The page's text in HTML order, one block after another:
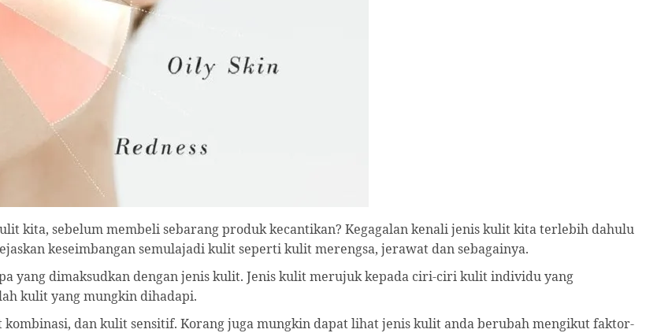
kita, sebelum membeli sebarang produk kecantikan? Kegagalan kenali jenis kulit kita terlebih dahulu
keseimbangan semulajadi kulit seperti kulit merengsa, jerawat dan sebagainya.
yang dimaksudkan dengan jenis kulit. Jenis kulit merujuk kepada ciri-ciri kulit individu yang
kulit yang mungkin dihadapi.
dan kulit sensitif. Korang juga mungkin dapat lihat jenis kulit anda berubah mengikut faktor-